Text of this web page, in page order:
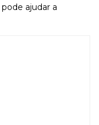
ajudar a